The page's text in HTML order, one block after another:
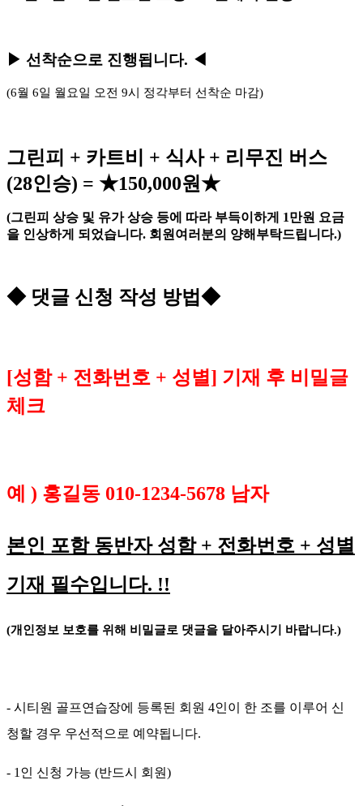
▶ 선착순으로 진행됩니다. ◀
(6월 6일 월요일 오전 9시 정각부터 선착순 마감)
그린피 + 카트비 + 식사 + 리무진 버스
(28인승) = ★150,000원★
(그린피 상승 및 유가 상승 등에 따라 부득이하게 1만원 요금
을 인상하게 되었습니다. 회원여러분의 양해부탁드립니다.)
◆ 댓글 신청 작성 방법◆
[성함 + 전화번호 + 성별] 기재 후 비밀글
체크
예 ) 홍길동 010-1234-5678 남자
본인 포함 동반자 성함 + 전화번호 + 성별
기재 필수입니다. !!
(개인정보 보호를 위해 비밀글로 댓글을 달아주시기 바랍니다.)
- 시티원 골프연습장에 등록된 회원 4인이 한 조를 이루어 신
청할 경우 우선적으로 예약됩니다.
- 1 인 신청 가능 (반드시 회원)